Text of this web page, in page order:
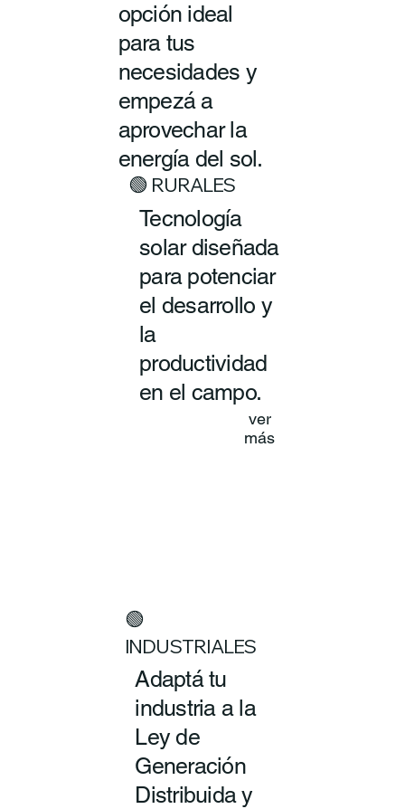
opción ideal
para tus
necesidades y
empezá a
aprovechar la
energía del sol.
🟢 RURALES
Tecnología
solar diseñada
para potenciar
el desarrollo y
la
productividad
en el campo.
ver
más
🟢
INDUSTRIALES
Adaptá tu
industria a la
Ley de
Generación
Distribuida y